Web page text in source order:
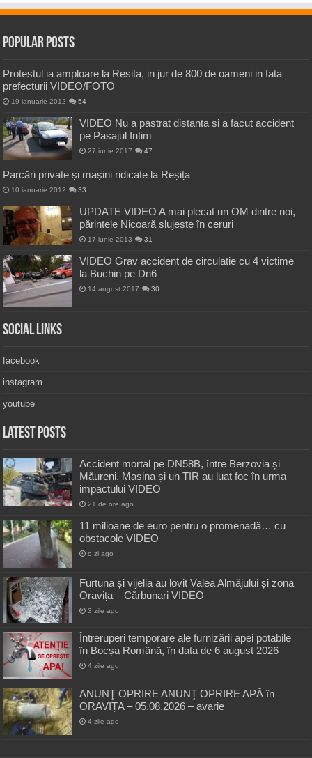
Popular Posts
Protestul ia amploare la Resita, in jur de 800 de oameni in fata
prefecturii VIDEO/FOTO
19 ianuarie 2012 54
VIDEO Nu a pastrat distanta si a facut accident
pe Pasajul Intim
27 iunie 2017 47
Parcări private și mașini ridicate la Reșița
10 ianuarie 2012 33
UPDATE VIDEO A mai plecat un OM dintre noi,
părintele Nicoară slujește în ceruri
17 iunie 2013 31
VIDEO Grav accident de circulatie cu 4 victime
la Buchin pe Dn6
14 august 2017 30
Social Links
facebook
instagram
youtube
Latest Posts
Accident mortal pe DN58B, între Berzovia și
Măureni. Mașina și un TIR au luat foc în urma
impactului VIDEO
21 de ore ago
11 milioane de euro pentru o promenadă… cu
obstacole VIDEO
o zi ago
Furtuna și vijelia au lovit Valea Almăjului și zona
Oravița – Cărbunari VIDEO
3 zile ago
Întreruperi temporare ale furnizării apei potabile
în Bocșa Română, în data de 6 august 2026
4 zile ago
ANUNŢ OPRIRE ANUNŢ OPRIRE APĂ în
ORAVIȚA – 05.08.2026 – avarie
4 zile ago